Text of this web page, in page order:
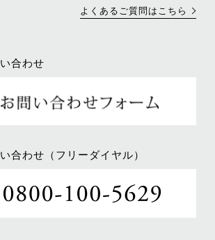
よくあるご質問はこちら
合わせ
合わせ（フリーダイヤル）